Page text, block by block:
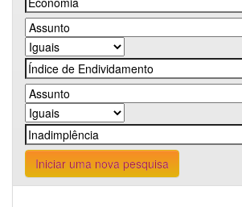
Iniciar uma nova pesquisa